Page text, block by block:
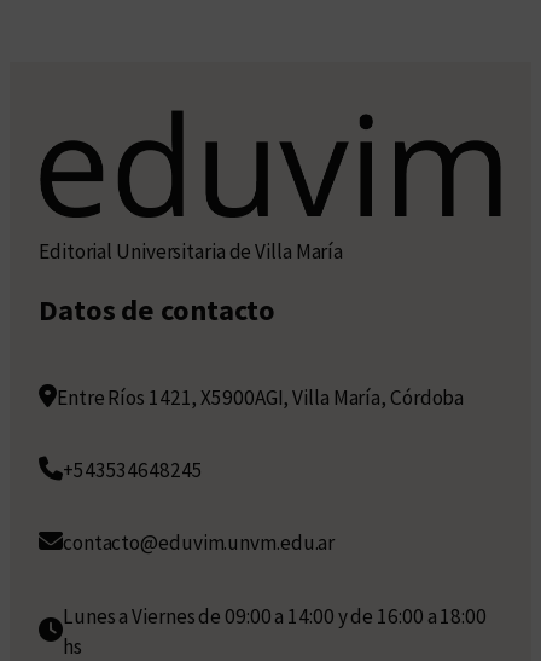
Editorial Universitaria de Villa María
Datos de contacto
Entre Ríos 1421, X5900AGI, Villa María, Córdoba
+543534648245
contacto@eduvim.unvm.edu.ar
Lunes a Viernes de 09:00 a 14:00 y de 16:00 a 18:00
hs